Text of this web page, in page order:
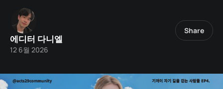
에디터 다니엘
12 6월 2026
Share